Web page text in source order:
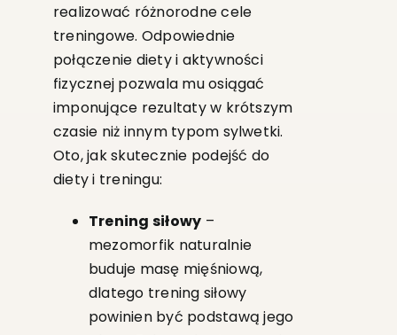
realizować różnorodne cele
treningowe. Odpowiednie
połączenie diety i aktywności
fizycznej pozwala mu osiągać
imponujące rezultaty w krótszym
czasie niż innym typom sylwetki.
Oto, jak skutecznie podejść do
diety i treningu:
Trening siłowy –
mezomorfik naturalnie
buduje masę mięśniową,
dlatego trening siłowy
powinien być podstawą jego